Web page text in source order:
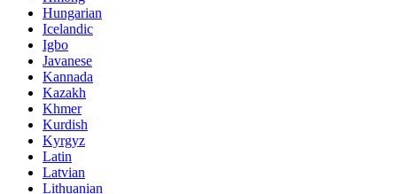
Hungarian
Icelandic
Igbo
Javanese
Kannada
Kazakh
Khmer
Kurdish
Kyrgyz
Latin
Latvian
Lithuanian